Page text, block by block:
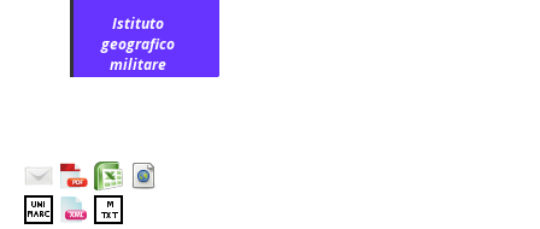
Istituto
geografico
militare